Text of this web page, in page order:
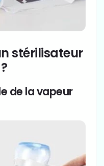
stérilisateur
de la vapeur